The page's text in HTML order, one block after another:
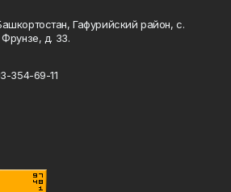
Гафурийский район, с.
д. 33.
354-69-11